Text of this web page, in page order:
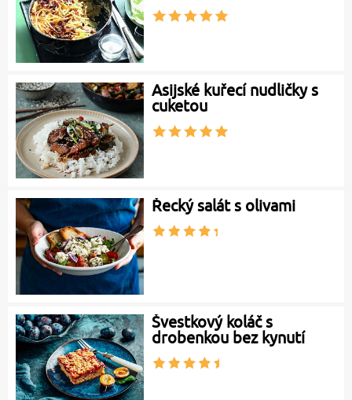
Asijské kuřecí nudličky s
cuketou
Řecký salát s olivami
Švestkový koláč s
drobenkou bez kynutí